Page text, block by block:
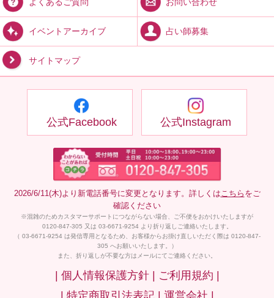
イベントアーカイブ 占い師募集
サイトマップ
公式Facebook 公式Instagram
2026/6/11(木)より新電話番号に変更となります。詳しくは こちら をご
確認ください
※混雑のためカスタマーサポートにつながらない場合、ご不便をおかけいたしますが
0120-847-305 又は 03-6671-9254 より折り返しご連絡いたします。
（ 03-6671-9254 は発信専用となるため、お客様からお掛け直しいただく際は 0120-847-
305 へお願いいたします。）
また、折り返しが不要な方はメールにてご連絡ください。
| 個人情報保護方針 | ご利用規約 |
| 特定商取引法表記 | 運営会社 |